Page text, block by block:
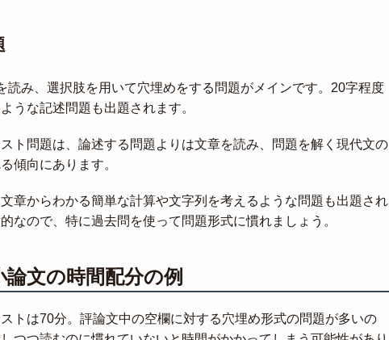
読み、選択肢を用いて穴埋めをする問題がメインです。20字程度
うな記述問題も出題されます。
ト問題は、論述する問題よりは文章を読み、問題を解く現代文の
傾向にあります。
章からわかる簡単な計算や文字列を考えるような問題も出題され
なので、特に過去問を使って問題形式に慣れましょう。
論文の時間配分の例
トは70分。評論文中の空欄に対する穴埋め形式の問題が多いの